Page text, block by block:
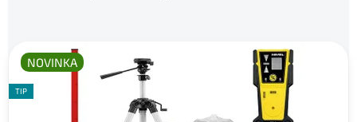
NOVINKA
TIP